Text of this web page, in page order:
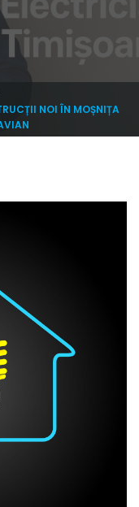
NOI ÎN MOȘNIȚA